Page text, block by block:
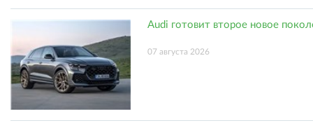
Audi готовит второе новое
07 августа 2026